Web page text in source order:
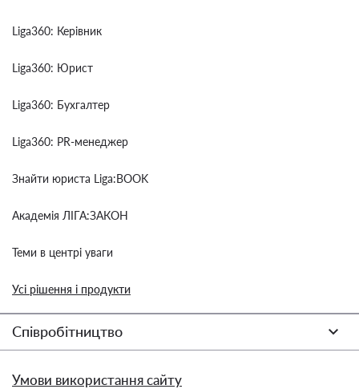
Liga360: Керівник
Liga360: Юрист
Liga360: Бухгалтер
Liga360: PR-менеджер
Знайти юриста Liga:BOOK
Академія ЛІГА:ЗАКОН
Теми в центрі уваги
Усі рішення і продукти
Співробітництво
Умови використання сайту